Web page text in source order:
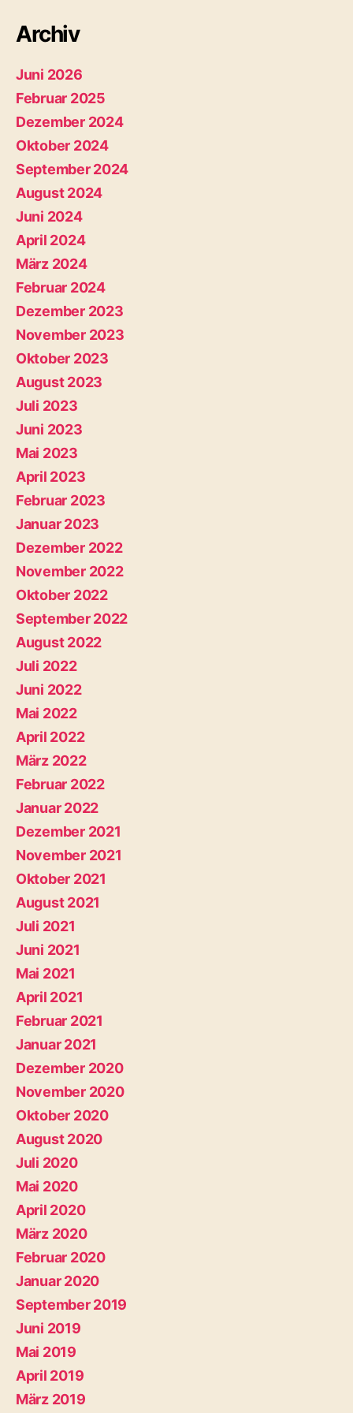
Archiv
Juni 2026
Februar 2025
Dezember 2024
Oktober 2024
September 2024
August 2024
Juni 2024
April 2024
März 2024
Februar 2024
Dezember 2023
November 2023
Oktober 2023
August 2023
Juli 2023
Juni 2023
Mai 2023
April 2023
Februar 2023
Januar 2023
Dezember 2022
November 2022
Oktober 2022
September 2022
August 2022
Juli 2022
Juni 2022
Mai 2022
April 2022
März 2022
Februar 2022
Januar 2022
Dezember 2021
November 2021
Oktober 2021
August 2021
Juli 2021
Juni 2021
Mai 2021
April 2021
Februar 2021
Januar 2021
Dezember 2020
November 2020
Oktober 2020
August 2020
Juli 2020
Mai 2020
April 2020
März 2020
Februar 2020
Januar 2020
September 2019
Juni 2019
Mai 2019
April 2019
März 2019